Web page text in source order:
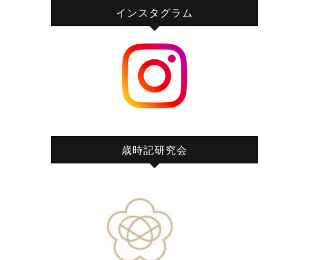
インスタグラム
歳時記研究会